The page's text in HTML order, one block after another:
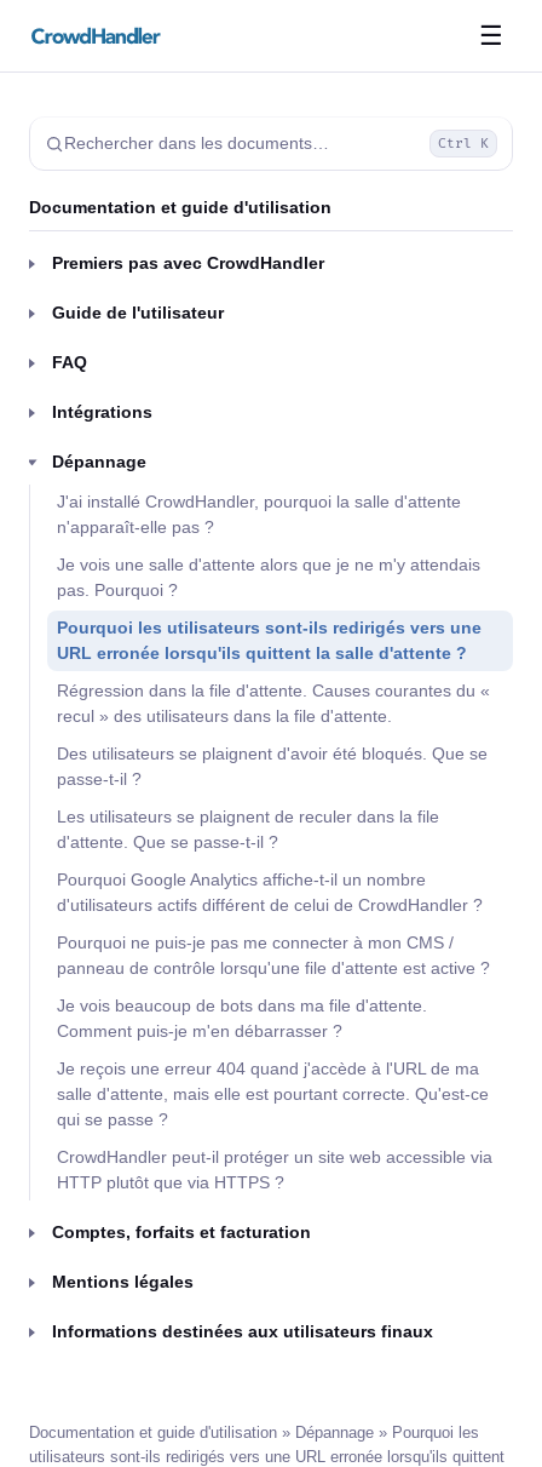
☰
Rechercher dans les documents… Ctrl K
Documentation et guide d'utilisation
Premiers pas avec CrowdHandler
Guide de l'utilisateur
FAQ
Intégrations
Dépannage
J'ai installé CrowdHandler, pourquoi la salle d'attente
n'apparaît-elle pas ?
Je vois une salle d'attente alors que je ne m'y attendais
pas. Pourquoi ?
Pourquoi les utilisateurs sont-ils redirigés vers une
URL erronée lorsqu'ils quittent la salle d'attente ?
Régression dans la file d'attente. Causes courantes du «
recul » des utilisateurs dans la file d'attente.
Des utilisateurs se plaignent d'avoir été bloqués. Que se
passe-t-il ?
Les utilisateurs se plaignent de reculer dans la file
d'attente. Que se passe-t-il ?
Pourquoi Google Analytics affiche-t-il un nombre
d'utilisateurs actifs différent de celui de CrowdHandler ?
Pourquoi ne puis-je pas me connecter à mon CMS /
panneau de contrôle lorsqu'une file d'attente est active ?
Je vois beaucoup de bots dans ma file d'attente.
Comment puis-je m'en débarrasser ?
Je reçois une erreur 404 quand j'accède à l'URL de ma
salle d'attente, mais elle est pourtant correcte. Qu'est-ce
qui se passe ?
CrowdHandler peut-il protéger un site web accessible via
HTTP plutôt que via HTTPS ?
Comptes, forfaits et facturation
Mentions légales
Informations destinées aux utilisateurs finaux
Documentation et guide d'utilisation » Dépannage » Pourquoi les
utilisateurs sont-ils redirigés vers une URL erronée lorsqu'ils quittent